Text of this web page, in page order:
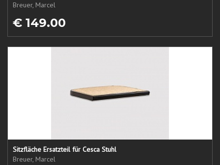
Breuer, Marcel
€ 149.00
Sitzfläche Ersatzteil für Cesca Stuhl
Breuer, Marcel